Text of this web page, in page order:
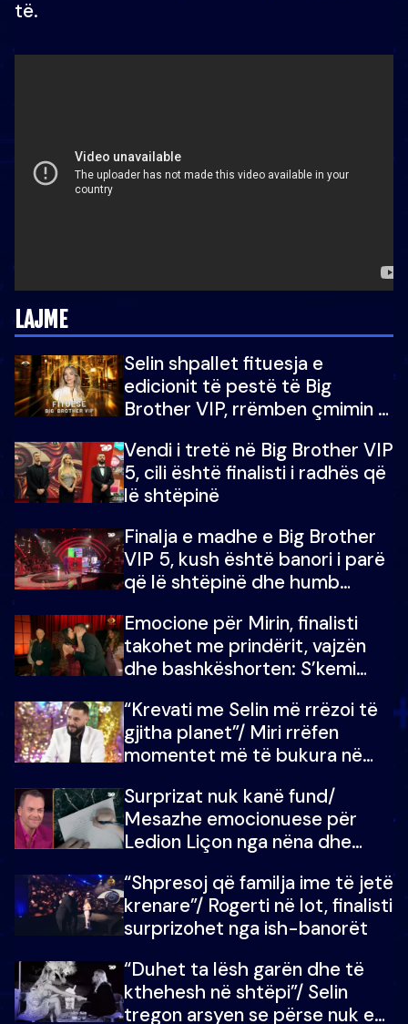
të.
LAJME
Selin shpallet fituesja e
edicionit të pestë të Big
Brother VIP, rrëmben çmimin e
Vendi i tretë në Big Brother VIP
5, cili është finalisti i radhës që
lë shtëpinë
Finalja e madhe e Big Brother
VIP 5, kush është banori i parë
që lë shtëpinë dhe humb
çmimin e madh
Emocione për Mirin, finalisti
takohet me prindërit, vajzën
dhe bashkëshorten: S’kemi
“Krevati me Selin më rrëzoi të
gjitha planet”/ Miri rrëfen
momentet më të bukura në
mungojë zilja e mëngjesit kur…
Surprizat nuk kanë fund/
Mesazhe emocionuese për
Ledion Liçon nga nëna dhe
mban dot lotët: Nuk meritoj…
“Shpresoj që familja ime të jetë
krenare”/ Rogerti në lot, finalisti
surprizohet nga ish-banorët
“Duhet ta lësh garën dhe të
kthehesh në shtëpi”/ Selin
tregon arsyen se përse nuk e